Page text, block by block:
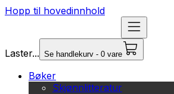
Hopp til hovedinnhold
Laster... Se handlekurv - 0 vare
Bøker
Skjønnlitteratur